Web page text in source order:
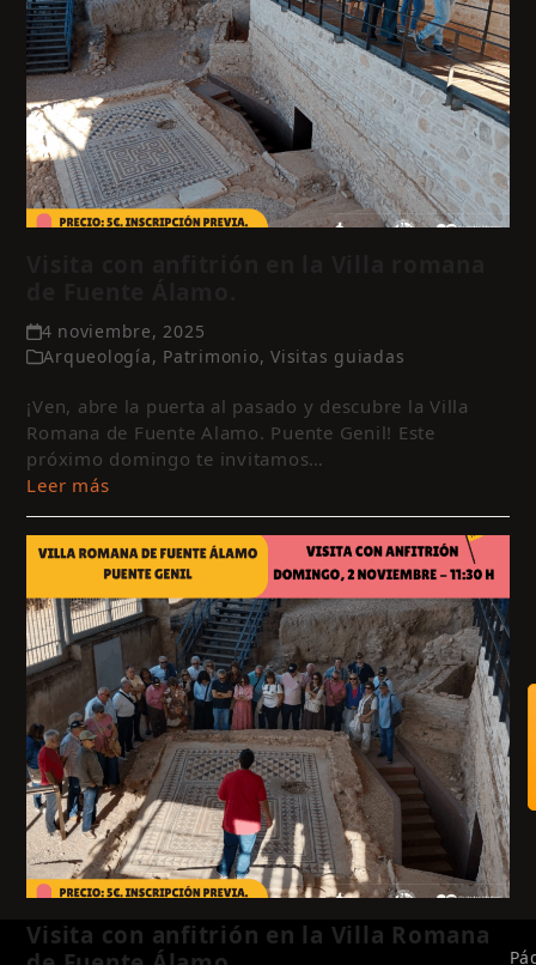
4 noviembre, 2025
Arqueología, Patrimonio,Visitas guiadas
¡Ven, abre la puerta al pasado y descubre la Villa
Romana de Fuente Alamo. Puente Genil! Este
próximo domingo te invitamos…
Leer más
Visita con anfitrión en la Villa Romana